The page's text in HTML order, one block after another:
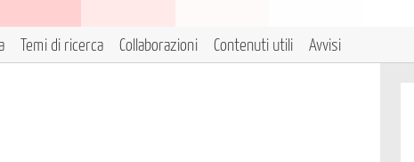
Temi di ricerca Collaborazioni Contenuti utili Avvisi